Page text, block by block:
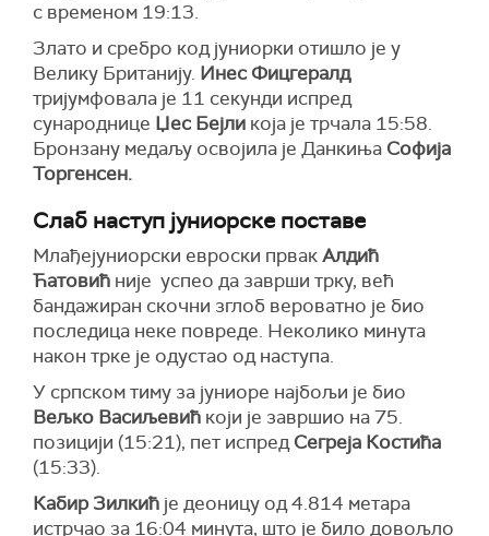
с временом 19:13.
Злато и сребро код јуниорки отишло је у
Велику Британију. Инес Фицгералд
тријумфовала је 11 секунди испред
сународнице Џес Бејли која је трчала 15:58.
Бронзану медаљу освојила је Данкиња Софија
Торгенсен.
Слаб наступ јуниорске поставе
Млађејуниорски евроски првакАлдић
Ћатовић није успео да заврши трку, већ
бандажиран скочни зглоб вероватно је био
последица неке повреде. Неколико минута
након трке је одустао од наступа.
У српском тиму за јуниоре најбољи је био
Вељко Васиљевић који је завршио на 75.
позицији (15:21), пет испредСегреја Костића
(15:33).
Кабир Зилкић је деоницу од 4.814 метара
истрчао за 16:04 минута, што је било довољло